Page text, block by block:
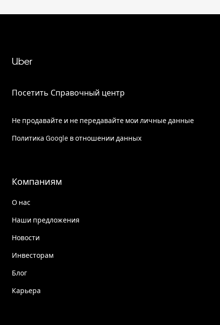
Uber
Посетить Справочный центр
Не продавайте и не передавайте мои личные данные
Политика Google в отношении данных
Компаниям
О нас
Наши предложения
Новости
Инвесторам
Блог
Карьера